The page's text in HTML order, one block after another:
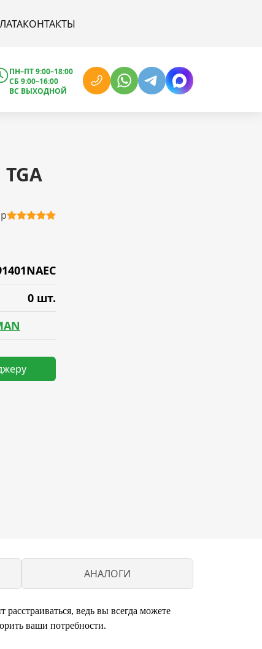
КОНТАКТЫ
ПН–ПТ 9:00–18:00
СБ 9:00–16:00
ВС ВЫХОДНОЙ
0 шт.
АНАЛОГИ
ведь вы всегда можете
ваши потребности.